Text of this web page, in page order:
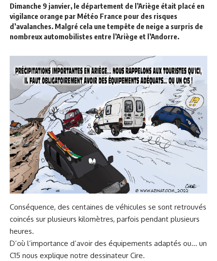
Dimanche 9 janvier, le département de l’Ariège était placé en
vigilance orange par Météo France pour des risques
d’avalanches. Malgré cela une tempête de neige a surpris de
nombreux automobilistes entre l’Ariège et l’Andorre.
Conséquence, des centaines de véhicules se sont retrouvés
coincés sur plusieurs kilomètres, parfois pendant plusieurs
heures.
D’où l’importance d’avoir des équipements adaptés ou… un
C15 nous explique notre dessinateur Cire.